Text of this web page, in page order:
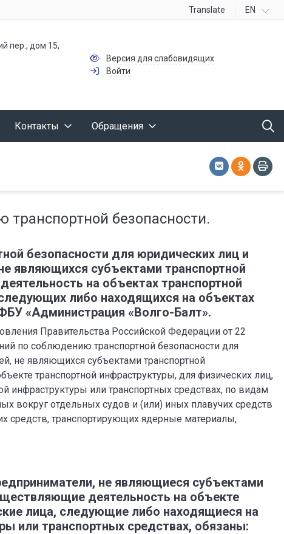
Translate EN
пер., дом 15,
Версия для слабовидящих
Войти
Контакты Обращения
безопасности.
безопасности для юридических лиц и
являющихся субъектами транспортной
на объектах транспортной
либо находящихся на объектах
«Администрация «Волго-Балт».
Правительства Российской Федерации от 22
по соблюдению транспортной безопасности для
не являющихся субъектами транспортной
транспортной инфраструктуры, для физических лиц,
инфраструктуры или транспортных средствах, по видам
вокруг отдельных судов и (или) иных плавучих средств
средств, транспортирующих ядерные материалы,
не являющиеся субъектами
деятельность на объекте
лица, следующие либо находящиеся на
или транспортных средствах, обязаны: